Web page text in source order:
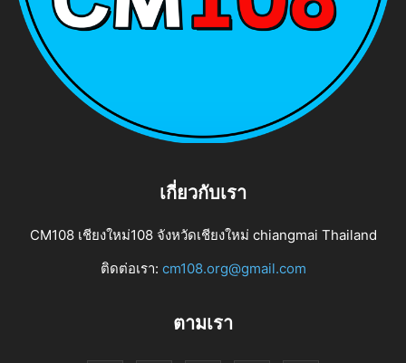
เกี่ยวกับเรา
CM108 เชียงใหม่108 จังหวัดเชียงใหม่ chiangmai Thailand
ติดต่อเรา: cm108.org@gmail.com
ตามเรา